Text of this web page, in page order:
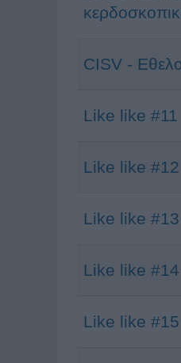
CISV -
Like like #11
Like like #12
Like like #13
Like like #14
Like like #15